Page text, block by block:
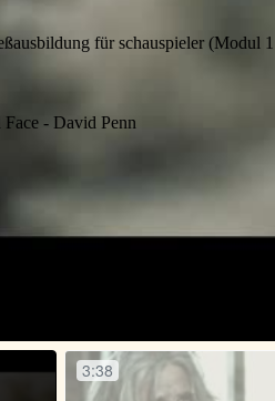
für schauspieler (Modul
- David Penn